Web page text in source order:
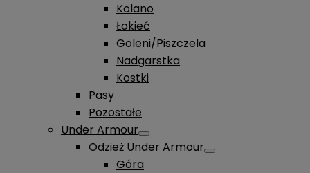
Kolano
Łokieć
Goleni/Piszczela
Nadgarstka
Kostki
Pasy
Pozostałe
Under Armour
Odzież Under Armour
Góra